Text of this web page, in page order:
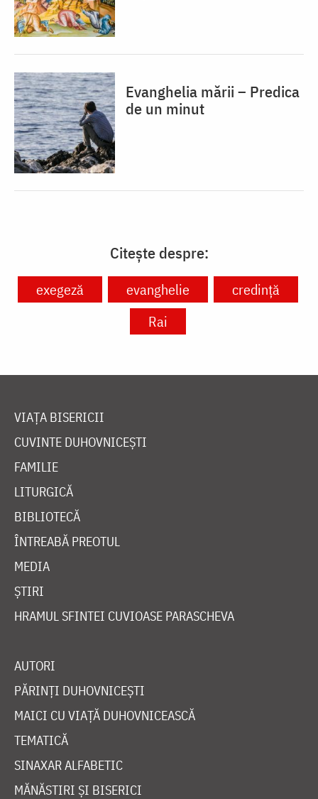
Evanghelia mării – Predica
de un minut
Citește despre:
exegeză evanghelie
credință
Rai
VIAȚA BISERICII
CUVINTE DUHOVNICEȘTI
FAMILIE
LITURGICĂ
BIBLIOTECĂ
ÎNTREABĂ PREOTUL
MEDIA
ȘTIRI
HRAMUL SFINTEI CUVIOASE PARASCHEVA
AUTORI
PĂRINȚI DUHOVNICEȘTI
MAICI CU VIAȚĂ DUHOVNICEASCĂ
TEMATICĂ
SINAXAR ALFABETIC
MĂNĂSTIRI ȘI BISERICI